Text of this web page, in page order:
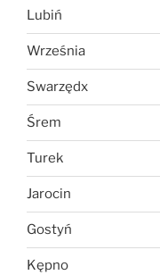
Lubiń
Września
Swarzędx
Śrem
Turek
Jarocin
Gostyń
Kępno